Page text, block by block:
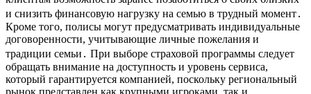
и снизить финансовую нагрузку на семью в трудный момент․
Кроме того, полисы могут предусматривать индивидуальные
договоренности, учитывающие личные пожелания и
традиции семьи․ При выборе страховой программы следует
обращать внимание на доступность и уровень сервиса,
который гарантируется компанией, поскольку региональный
рынок представлен как крупными игроками, так и